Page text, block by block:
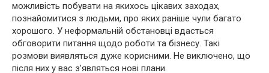
можливість побувати на якихось цікавих заходах,
познайомитися з людьми, про яких раніше чули багато
хорошого. У неформальній обстановці вдасться
обговорити питання щодо роботи та бізнесу. Такі
розмови виявляться дуже корисними. Не виключено, що
після них у вас з’являться нові плани.